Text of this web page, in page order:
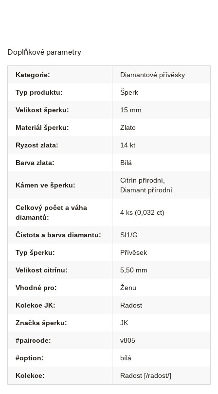
Doplňkové parametry
Kategorie: Diamantové přívěsky
Typ produktu: Šperk
Velikost šperku: 15 mm
Materiál šperku: Zlato
Ryzost zlata: 14 kt
Barva zlata: Bílá
Kámen ve šperku:
Citrín přírodní
Diamant přírodní
Celkový počet a váha
diamantů:
4 ks (0,032 ct)
Čistota a barva diamantu: SI1/G
Typ šperku: Přívěsek
Velikost citrínu: 5,50 mm
Vhodné pro: Ženu
Kolekce JK: Radost
Značka šperku: JK
#paircode: v805
#option: bílá
Kolekce: Radost [/radost/]